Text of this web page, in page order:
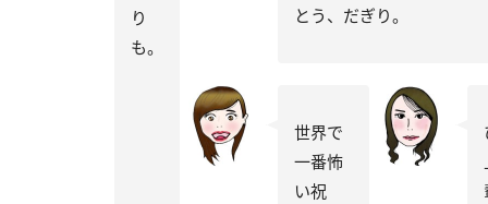
り
も。
とう、だぎり。
世界で
一番怖
い祝